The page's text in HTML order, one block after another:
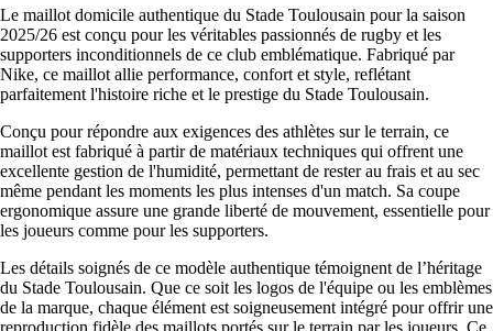
Le maillot domicile authentique du Stade Toulousain pour la saison
2025/26 est conçu pour les véritables passionnés de rugby et les
supporters inconditionnels de ce club emblématique. Fabriqué par
Nike, ce maillot allie performance, confort et style, reflétant
parfaitement l'histoire riche et le prestige du Stade Toulousain.
Conçu pour répondre aux exigences des athlètes sur le terrain, ce
maillot est fabriqué à partir de matériaux techniques qui offrent une
excellente gestion de l'humidité, permettant de rester au frais et au sec
même pendant les moments les plus intenses d'un match. Sa coupe
ergonomique assure une grande liberté de mouvement, essentielle pour
les joueurs comme pour les supporters.
Les détails soignés de ce modèle authentique témoignent de l’héritage
du Stade Toulousain. Que ce soit les logos de l'équipe ou les emblèmes
de la marque, chaque élément est soigneusement intégré pour offrir une